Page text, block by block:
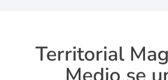
Territorial